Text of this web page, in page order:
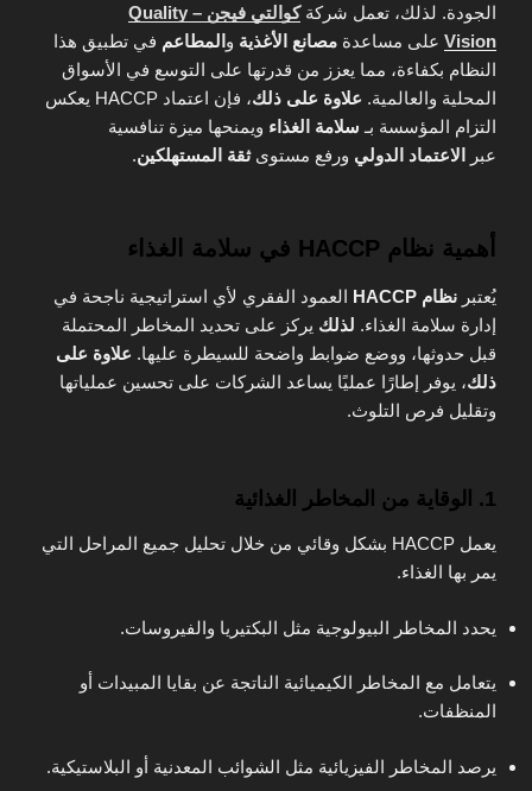
الجودة. لذلك، تعمل شركة
كوالتي فيجن – Quality
Vision على مساعدة مصانع الأغذية و المطاعم في تطبيق هذا
النظام بكفاءة، مما يعزز من قدرتها على التوسع في الأسواق
المحلية والعالمية. علاوة على ذلك
، فإن اعتماد HACCP يعكس
التزام المؤسسة بـ سلامة الغذاء ويمنحها ميزة تنافسية
عبر
الاعتماد الدولي ورفع مستوىثقة المستهلكين.
أهمية نظام HACCP في سلامة الغذاء
يُعتبر نظام HACCP
العمود الفقري لأي استراتيجية ناجحة في
إدارة سلامة الغذاء. لذلك يركز على تحديد المخاطر المحتملة
قبل حدوثها، ووضع ضوابط واضحة للسيطرة عليها. علاوة على
ذلك، يوفر إطارًا عمليًا يساعد الشركات على تحسين عملياتها
وتقليل فرص التلوث.
1. الوقاية من المخاطر الغذائية
يعمل HACCP بشكل وقائي من خلال تحليل جميع المراحل التي
يمر بها الغذاء.
يحدد المخاطر البيولوجية مثل البكتيريا والفيروسات.
يتعامل مع المخاطر الكيميائية الناتجة عن بقايا المبيدات أو
المنظفات.
يرصد المخاطر الفيزيائية مثل الشوائب المعدنية أو البلاستيكية.